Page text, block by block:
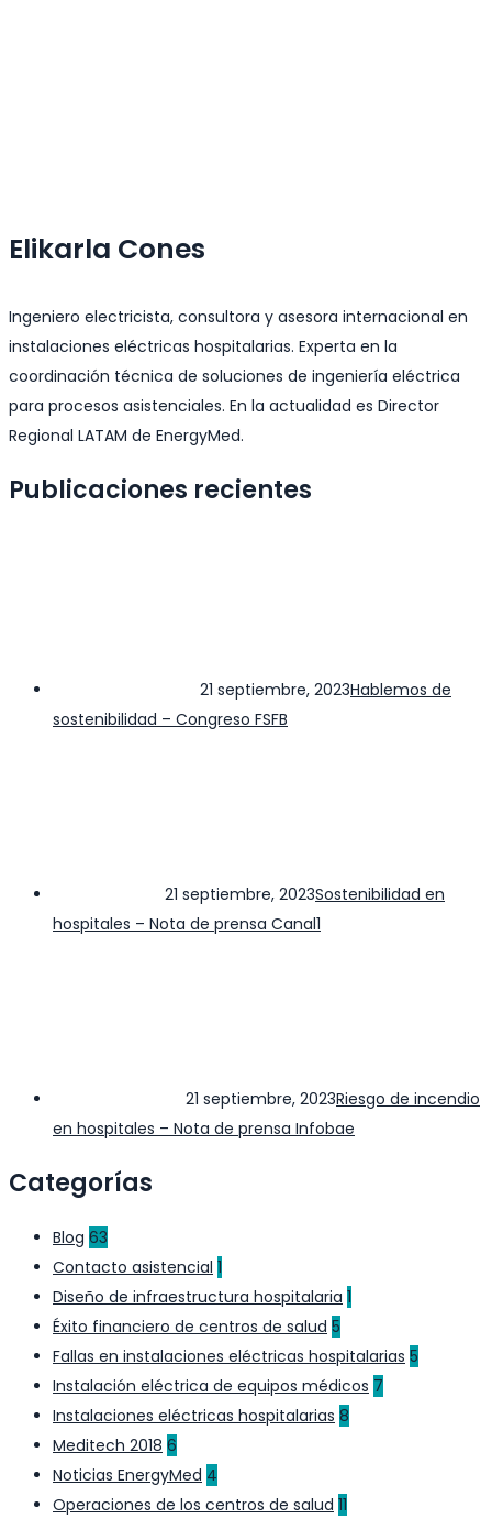
Elikarla Cones
Ingeniero electricista, consultora y asesora internacional en
instalaciones eléctricas hospitalarias. Experta en la
coordinación técnica de soluciones de ingeniería eléctrica
para procesos asistenciales. En la actualidad es Director
Regional LATAM de EnergyMed.
Publicaciones recientes
21 septiembre, 2023Hablemos de
sostenibilidad – Congreso FSFB
21 septiembre, 2023Sostenibilidad en
hospitales – Nota de prensa Canal1
21 septiembre, 2023Riesgo de incendio
en hospitales – Nota de prensa Infobae
Categorías
Blog 63
Contacto asistencial 1
Diseño de infraestructura hospitalaria 1
Éxito financiero de centros de salud 5
Fallas en instalaciones eléctricas hospitalarias 5
Instalación eléctrica de equipos médicos 7
Instalaciones eléctricas hospitalarias 8
Meditech 2018 6
Noticias EnergyMed 4
Operaciones de los centros de salud 11